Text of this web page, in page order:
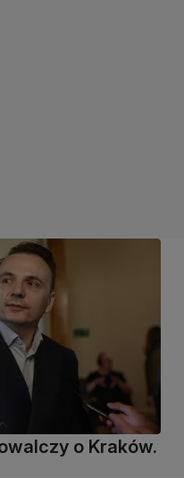
o Kraków.